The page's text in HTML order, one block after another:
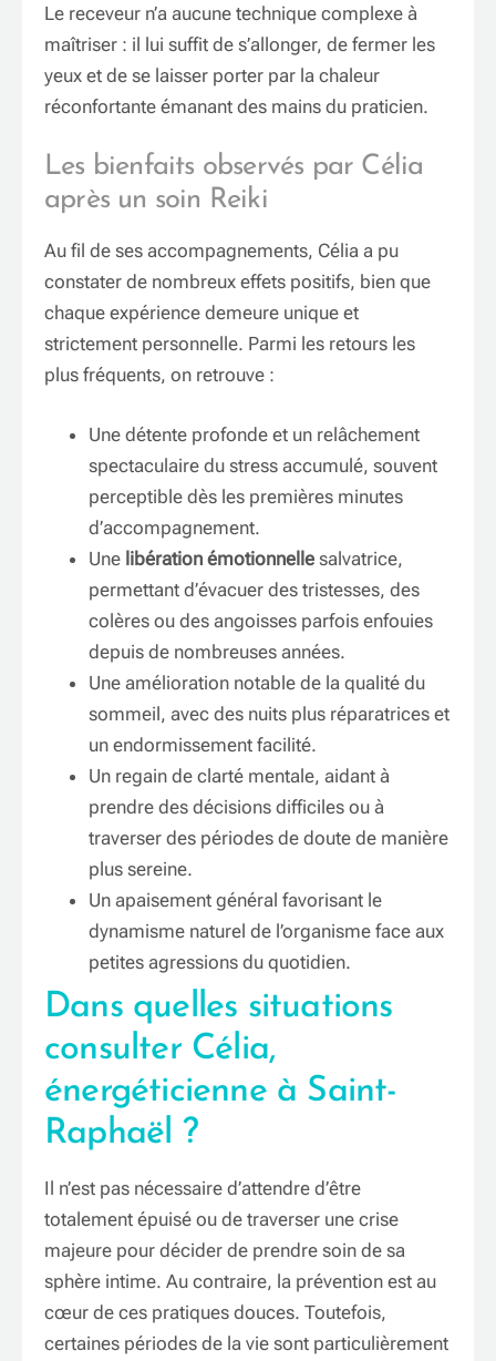
Le receveur n’a aucune technique complexe à
maîtriser : il lui suffit de s’allonger, de fermer les
yeux et de se laisser porter par la chaleur
réconfortante émanant des mains du praticien.
Les bienfaits observés par Célia
après un soin Reiki
Au fil de ses accompagnements, Célia a pu
constater de nombreux effets positifs, bien que
chaque expérience demeure unique et
strictement personnelle. Parmi les retours les
plus fréquents, on retrouve :
Une détente profonde et un relâchement
spectaculaire du stress accumulé, souvent
perceptible dès les premières minutes
d’accompagnement.
Une libération émotionnelle salvatrice,
permettant d’évacuer des tristesses, des
colères ou des angoisses parfois enfouies
depuis de nombreuses années.
Une amélioration notable de la qualité du
sommeil, avec des nuits plus réparatrices et
un endormissement facilité.
Un regain de clarté mentale, aidant à
prendre des décisions difficiles ou à
traverser des périodes de doute de manière
plus sereine.
Un apaisement général favorisant le
dynamisme naturel de l’organisme face aux
petites agressions du quotidien.
Dans quelles situations
consulter Célia,
énergéticienne à Saint-
Raphaël ?
Il n’est pas nécessaire d’attendre d’être
totalement épuisé ou de traverser une crise
majeure pour décider de prendre soin de sa
sphère intime. Au contraire, la prévention est au
cœur de ces pratiques douces. Toutefois,
certaines périodes de la vie sont particulièrement